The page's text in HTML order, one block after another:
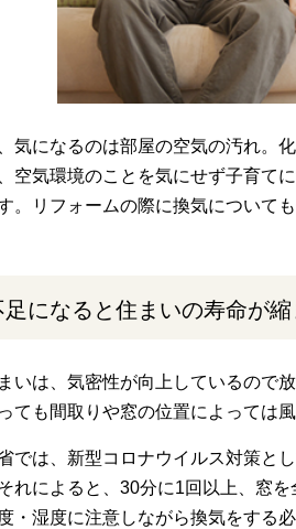
気になるのは部屋の空気の汚れ。
空気環境のことを気にせず子育て
。リフォームの際に換気について
になると住まいの寿命が縮
いは、気密性が向上しているので
ても間取りや窓の位置によっては
では、新型コロナウイルス対策と
れによると、30分に1回以上、窓
・湿度に注意しながら換気をする